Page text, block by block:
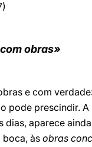
obras»
e com
pode prescindir.
aparece
boca, às obras